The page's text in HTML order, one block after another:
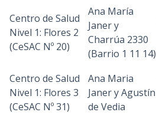
Centro de Salud
Nivel 1: Flores 2
(CeSAC Nº 20)
Ana María
Janer y
Charrúa 2330
(Barrio 1 11 14)
Centro de Salud
Nivel 1: Flores 3
(CeSAC Nº 31)
Ana Maria
Janer y Agustín
de Vedia